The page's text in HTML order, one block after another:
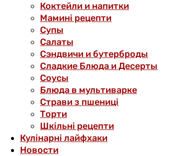
Коктейли и напитки
Мамині рецепти
Супы
Салаты
Сэндвичи и бутерброды
Сладкие Блюда и Десерты
Соусы
Блюда в мультиварке
Страви з пшениці
Торти
Шкільні рецепти
Кулінарні лайфхаки
Новости